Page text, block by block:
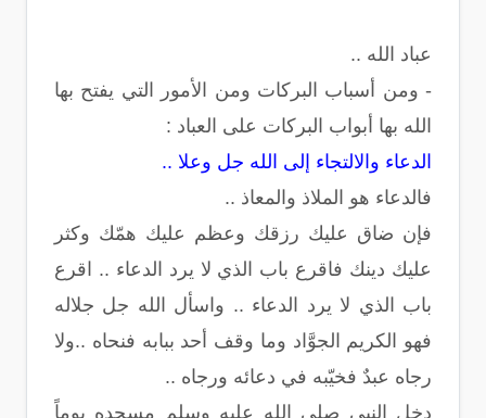
عباد الله ..
- ومن أسباب البركات ومن الأمور التي يفتح بها
الله بها أبواب البركات على العباد :
الدعاء والالتجاء إلى الله جل وعلا ..
فالدعاء هو الملاذ والمعاذ ..
فإن ضاق عليك رزقك وعظم عليك همّك وكثر
عليك دينك فاقرع باب الذي لا يرد الدعاء .. اقرع
باب الذي لا يرد الدعاء .. واسأل الله جل جلاله
فهو الكريم الجوَّاد وما وقف أحد ببابه فنحاه ..ولا
رجاه عبدٌ فخيّبه في دعائه ورجاه ..
دخل النبي صلى الله عليه وسلم مسجده يوماً